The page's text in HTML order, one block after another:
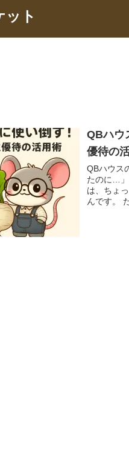
ット
QBハウ
優待の
QBハウス
たのに…」
は、ちょ
んです。